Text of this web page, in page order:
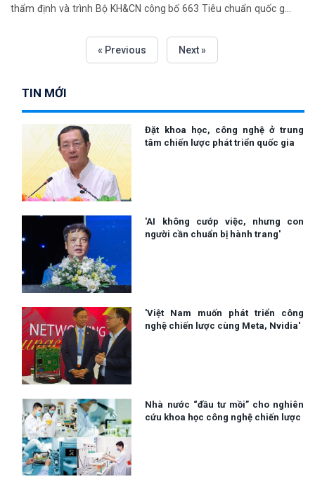
thẩm định và trình Bộ KH&CN công bố 663 Tiêu chuẩn quốc gia
« Previous Next »
TIN MỚI
Đặt khoa học, công nghệ ở trung
tâm chiến lược phát triển quốc gia
'AI không cướp việc, nhưng con
người cần chuẩn bị hành trang'
'Việt Nam muốn phát triển công
nghệ chiến lược cùng Meta, Nvidia'
Nhà nước “đầu tư mồi” cho nghiên
cứu khoa học công nghệ chiến lược